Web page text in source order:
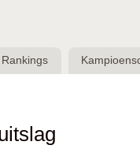
Rankings